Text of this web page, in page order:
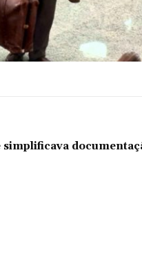
simplificava